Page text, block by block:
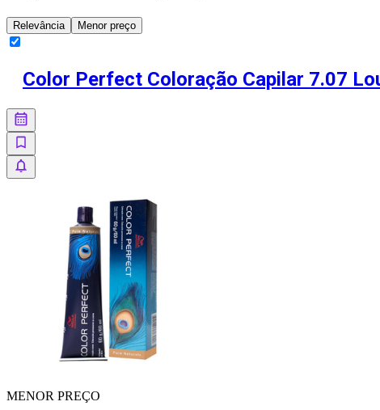
Relevância Menor preço
Color Perfect Coloração Capilar 7.07
MENOR PREÇO